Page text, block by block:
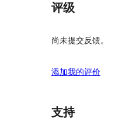
评级
尚未提交反馈。
添加我的评价
支持